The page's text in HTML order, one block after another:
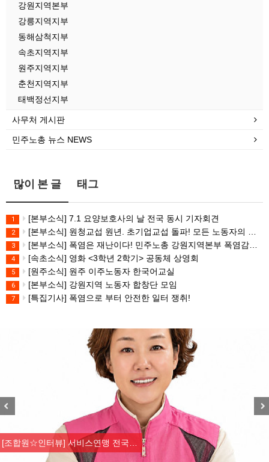
강원지역본부
강릉지역지부
동해삼척지부
속초지역지부
원주지역지부
춘천지역지부
태백정선지부
사무처 게시판
민주노총 뉴스 NEWS
많이 본 글 태그
1 [본부소식] 7.1 요양보호사의 날 전국 동시 기자회견
2 [본부소식] 원청교섭 원년. 초기업교섭 돌파! 모든 노동자의 노동기본권 쟁취! 민주노총 7.15 총파업대회
3 [본부소식] 폭염은 재난이다! 민주노총 강원지역본부 폭염감시단 선포 기자회견
4 [속초소식] 영화 <3학년 2학기> 공동체 상영회
5 [원주소식] 원주 이주노동자 한국어교실
6 [본부소식] 강원지역 노동자 합창단 모임
7 [특집기사] 폭염으로 부터 안전한 일터 쟁취!
[조합원☆인터뷰] 서비스연맹 전국…